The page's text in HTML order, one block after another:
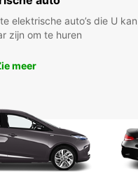
elektrische auto’s die
zijn om te huren
meer
U